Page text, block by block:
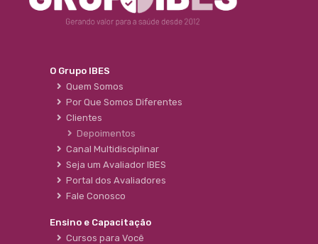
O Grupo IBES
Quem Somos
Por Que Somos Diferentes
Clientes
Depoimentos
Canal Multidisciplinar
Seja um Avaliador IBES
Portal dos Avaliadores
Fale Conosco
Ensino e Capacitação
Cursos para Você